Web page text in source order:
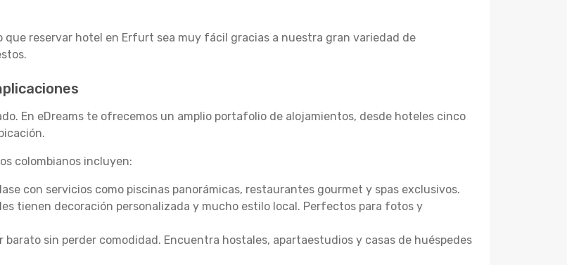
que reservar hotel en Erfurt sea muy fácil gracias a nuestra gran variedad de
En eDreams te ofrecemos un amplio portafolio de alojamientos, desde hoteles cinco
colombianos incluyen:
con servicios como piscinas panorámicas, restaurantes gourmet y spas exclusivos.
tienen decoración personalizada y mucho estilo local. Perfectos para fotos y
barato sin perder comodidad. Encuentra hostales, apartaestudios y casas de huéspedes